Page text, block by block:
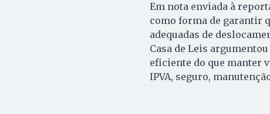
Em nota enviada à
como forma de garantir
adequadas de
Casa de Leis
eficiente do que manter
IPVA, seguro,